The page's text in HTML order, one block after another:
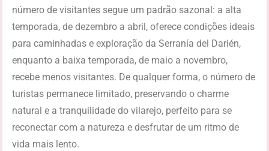
número de visitantes segue um padrão sazonal: a alta
temporada, de dezembro a abril, oferece condições ideais
para caminhadas e exploração da Serranía del Darién,
enquanto a baixa temporada, de maio a novembro,
recebe menos visitantes. De qualquer forma, o número de
turistas permanece limitado, preservando o charme
natural e a tranquilidade do vilarejo, perfeito para se
reconectar com a natureza e desfrutar de um ritmo de
vida mais lento.